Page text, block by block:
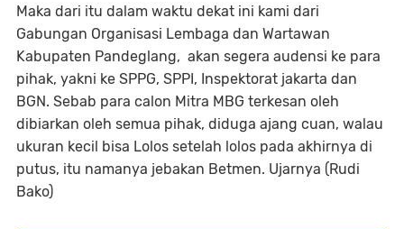
Maka dari itu dalam waktu dekat ini kami dari
Gabungan Organisasi Lembaga dan Wartawan
Kabupaten Pandeglang, akan segera audensi ke para
pihak, yakni ke SPPG, SPPI, Inspektorat jakarta dan
BGN. Sebab para calon Mitra MBG terkesan oleh
dibiarkan oleh semua pihak, diduga ajang cuan, walau
ukuran kecil bisa Lolos setelah lolos pada akhirnya di
putus, itu namanya jebakan Betmen. Ujarnya (Rudi
Bako)